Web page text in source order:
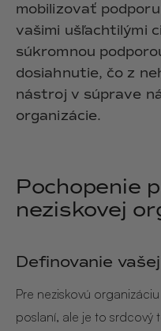
mobilizovať
vašimi ušľachtilými
súkromnou
dosiahnutie, čo z
nástroj v súprave
organizácie.
Pochopenie
neziskovej
Definovanie
Pre neziskovú
poslaní, ale je to srdcový